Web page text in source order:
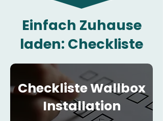
Einfach Zuhause
laden: Checkliste
Checkliste Wallbox
Installation